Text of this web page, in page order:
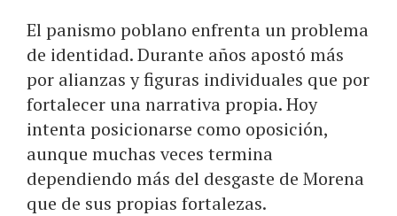
El panismo poblano enfrenta un problema
de identidad. Durante años apostó más
por alianzas y figuras individuales que por
fortalecer una narrativa propia. Hoy
intenta posicionarse como oposición,
aunque muchas veces termina
dependiendo más del desgaste de Morena
que de sus propias fortalezas.